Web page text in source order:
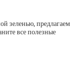
зеленью, предлагаем
все полезные